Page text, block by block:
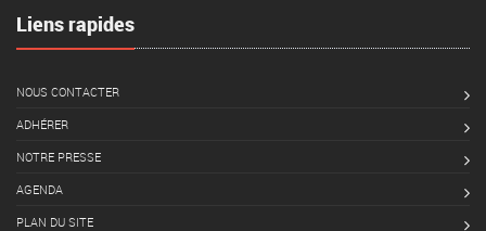
Liens rapides
NOUS CONTACTER
ADHÉRER
NOTRE PRESSE
AGENDA
PLAN DU SITE